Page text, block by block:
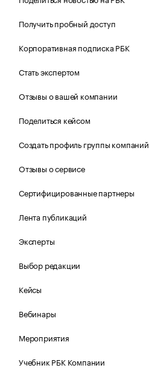
Получить пробный доступ
Корпоративная подписка РБК
Стать экспертом
Отзывы о вашей компании
Поделиться кейсом
Создать профиль группы компаний
Отзывы о сервисе
Сертифицированные партнеры
Лента публикаций
Эксперты
Выбор редакции
Кейсы
Вебинары
Мероприятия
Учебник РБК Компании